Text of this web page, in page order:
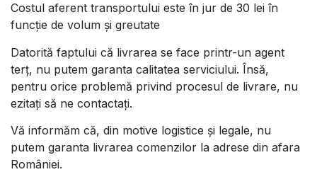
Costul aferent transportului este în jur de 30 lei în
funcție de volum și greutate
Datorită faptului că livrarea se face printr-un agent
terț, nu putem garanta calitatea serviciului. Însă,
pentru orice problemă privind procesul de livrare, nu
ezitați să ne contactați.
Vă informăm că, din motive logistice și legale, nu
putem garanta livrarea comenzilor la adrese din afara
României.